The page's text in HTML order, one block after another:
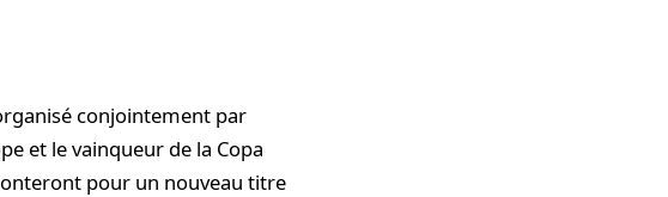
conjointement par
et le vainqueur de la Copa
pour un nouveau titre